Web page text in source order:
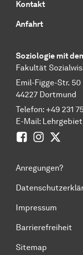
Kontakt
Anfahrt
So­zio­lo­gie mit
Fakultät
Emil-Figge-Str. 50
44227 Dort­mund
Telefon: +49 231
E-Mail: Lehrgebiet
FacebookInstagram
Anregungen?
Impressum
Barrierefreiheit
Sitemap